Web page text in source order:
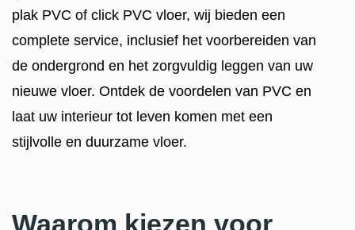
plak PVC of click PVC vloer, wij bieden een
complete service, inclusief het voorbereiden van
de ondergrond en het zorgvuldig leggen van uw
nieuwe vloer. Ontdek de voordelen van PVC en
laat uw interieur tot leven komen met een
stijlvolle en duurzame vloer.
Waarom kiezen voor